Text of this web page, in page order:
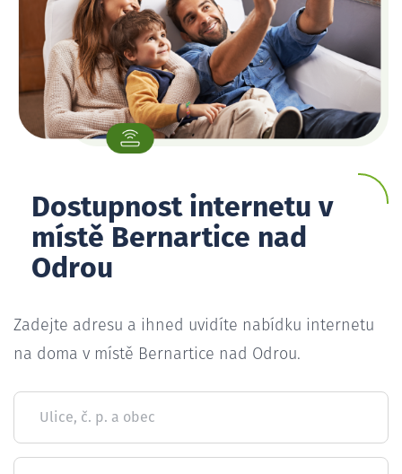
Dostupnost internetu v
místě Bernartice nad
Odrou
Zadejte adresu a ihned uvidíte nabídku internetu
na doma v místě Bernartice nad Odrou.
Ulice, č. p. a obec